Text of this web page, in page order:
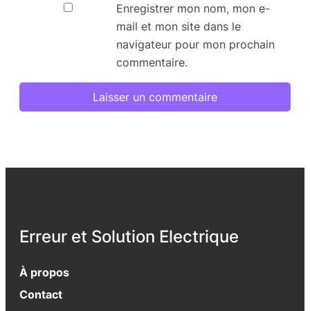
Enregistrer mon nom, mon e-
mail et mon site dans le
navigateur pour mon prochain
commentaire.
Erreur et Solution Electrique
À propos
Contact